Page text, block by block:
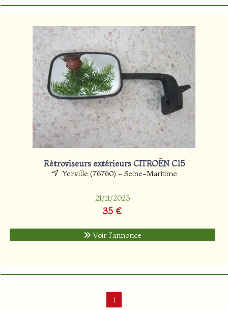
Rétroviseurs extérieurs CITROËN C15
Yerville (76760) - Seine-Maritime
21/11/2025
35 €
Voir l'annonce
1